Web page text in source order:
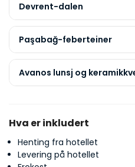
Devrent-dalen
Paşabağ-feberteiner
Avanos lunsj og
Hva er inkludert
Henting fra hotellet
Levering på hotellet